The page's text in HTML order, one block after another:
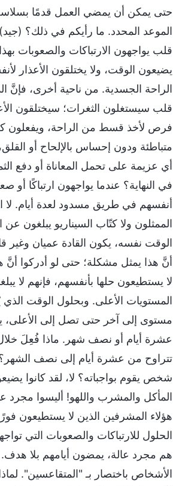
حتى يمكن أن يمضي العمل قدمًا
الموعد المحدد. ما رأيكم في ذلك؟
قلب يواجهون الارتباكات والصعوبات
يضيعون الوقت، ولا يختلقون الأعذار
الراحة الجسدية. من ناحية أخرى، فإنَّ
قلب سيستغلون الثغرات؛ سيختلقون
فرص لأخذ قسط من الراحة، ويفعلون
متباطئة ودون إحساس بالإلحاح أو
أي عزيمة على تحمل المعاناة أو دفع
في النهاية؟ عندما يواجهون ارتباكًا أو
أنفسهم في طريق مسدود لعدة أيام. لا
الممثلون ولا كتّاب السيناريو يبلغون
الوقت نفسه، يكون القادة عميان وغير
أنَّ هذا يمثل مشكلة؛ حتى لو أدركوا أنَّ
لا يستطيعون حلها بأنفسهم، فإنهم لا
المستويات الأعلى. وبحلول الوقت الذي
مستوى إلى آخر حتى تصل إلى
عشرة أيام أو نصف شهر. ماذا فُعِلَ خلال
تتراوح من عشرة أيام إلى نصف
شخص يقوم بواجباته؟ لا، لقد كانوا
المأكل والمشرب واللهو! أليسوا مجرد
هؤلاء المشرفين الذين لا يستطيعون
الحلول للارتباكات والصعوبات التي
هم مجرد عالة، يمضون أيامهم بلا
الأشخاص باختصار بـ "المتقاعسين".